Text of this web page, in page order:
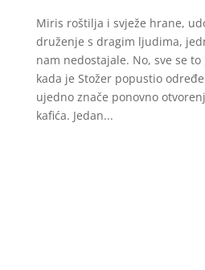
Miris roštilja i svježe hrane,
druženje s dragim ljudima,
nam nedostajale. No, sve se
kada je Stožer popustio
ujedno znače ponovno
kafića. Jedan...